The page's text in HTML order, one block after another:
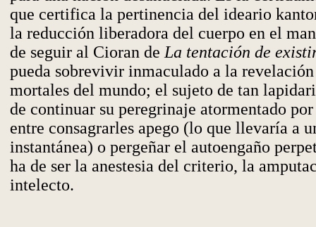
que certifica la pertinencia del ideario
la reducción liberadora del cuerpo en el
de seguir al Cioran deLa tentación de
pueda sobrevivir inmaculado a la revelación
mortales del mundo; el sujeto de tan
de continuar su peregrinaje atormentado
entre consagrarles apego (lo que llevaría a
instantánea) o pergeñar el autoengaño
ha de ser la anestesia del criterio, la
intelecto.